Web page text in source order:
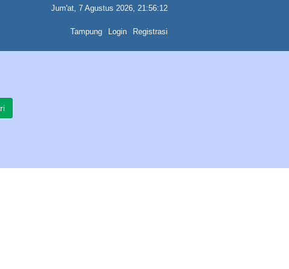
Jum'at, 7 Agustus 2026, 21:56:12
Tampung Login Registrasi